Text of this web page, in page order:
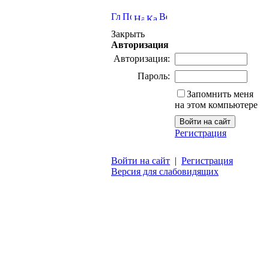
Закрыть
Авторизация
Авторизация:
Пароль:
Запомнить меня
на этом компьютере
Регистрация
Войти на сайт | Регистрация
Версия для слабовидящих